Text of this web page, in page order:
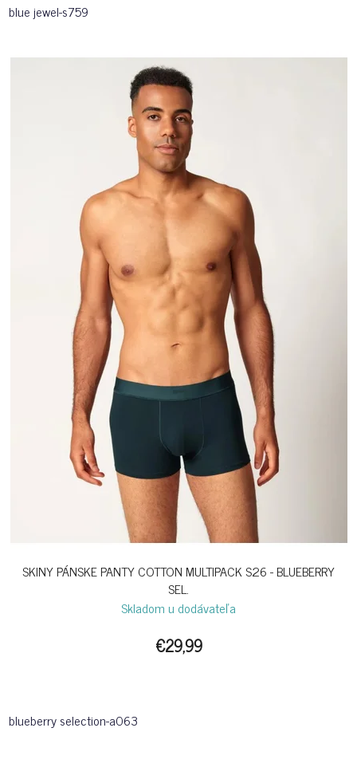
blue jewel-s759
SKINY PÁNSKE PANTY COTTON MULTIPACK S26 - BLUEBERRY
SEL.
Skladom u dodávateľa
€29,99
blueberry selection-a063